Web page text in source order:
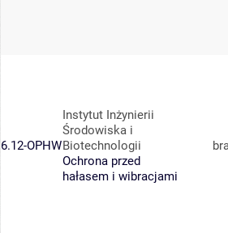
6.12-OPHW
Instytut Inżynierii
Środowiska i
Biotechnologii
Ochrona przed
hałasem i wibracjami